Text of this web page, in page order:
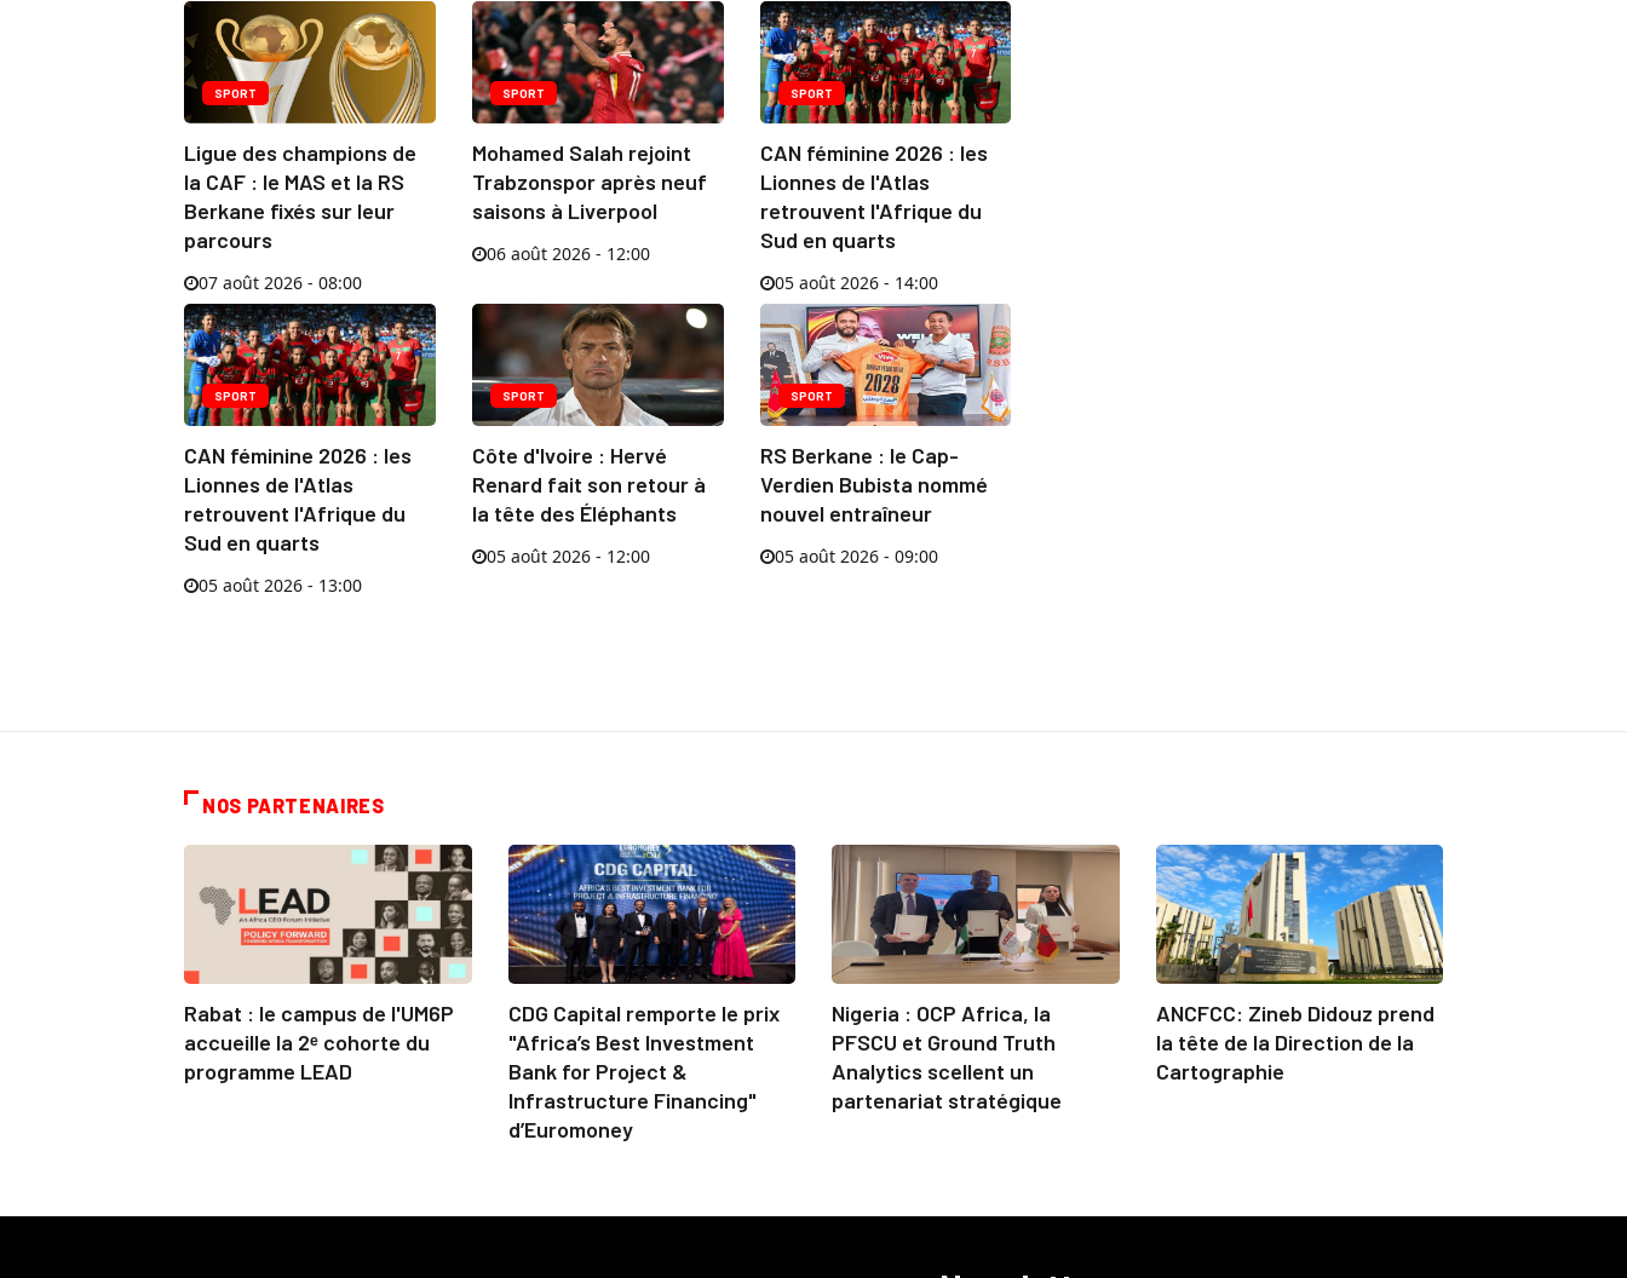
SPORT
Ligue des champions de
la CAF : le MAS et la RS
Berkane fixés sur leur
parcours
07 août 2026 - 08:00
SPORT
Mohamed Salah rejoint
Trabzonspor après neuf
saisons à Liverpool
06 août 2026 - 12:00
SPORT
CAN féminine 2026 : les
Lionnes de l'Atlas
retrouvent l'Afrique du
Sud en quarts
05 août 2026 - 14:00
SPORT
CAN féminine 2026 : les
Lionnes de l'Atlas
retrouvent l'Afrique du
Sud en quarts
05 août 2026 - 13:00
SPORT
Côte d'Ivoire : Hervé
Renard fait son retour à
la tête des Éléphants
05 août 2026 - 12:00
SPORT
RS Berkane : le Cap-
Verdien Bubista nommé
nouvel entraîneur
05 août 2026 - 09:00
NOS PARTENAIRES
Rabat : le campus de l'UM6P
accueille la 2ᵉ cohorte du
programme LEAD
CDG Capital remporte le prix
"Africa’s Best Investment
Bank for Project &
Infrastructure Financing"
d’Euromoney
Nigeria : OCP Africa, la
PFSCU et Ground Truth
Analytics scellent un
partenariat stratégique
ANCFCC: Zineb Didouz prend
la tête de la Direction de la
Cartographie